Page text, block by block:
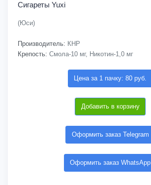
Сигареты Yuxi
(Юси)
Производитель: КНР
Крепость: Смола-10 мг, Никотин-1,0 мг
Цена за 1 пачку: 80 руб.
Добавить в корзину
Оформить заказ Telegram
Оформить заказ WhatsApp